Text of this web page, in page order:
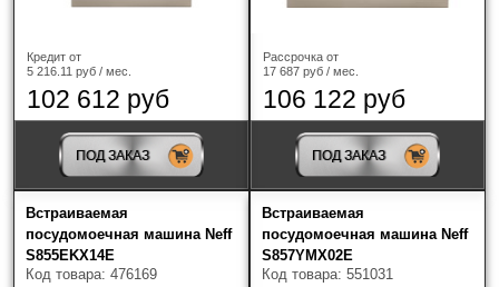
HiSTORY(6)
HOMSair(6)
Jacky's(6)
Korting(30)
Кредит от
5 216.11 руб / мес.
102 612 руб
ПОД ЗАКАЗ
Рассрочка от
17 687 руб / мес.
106 122 руб
ПОД ЗАКАЗ
Встраиваемая
посудомоечная машина Neff
S855EKX14E
Код товара: 476169
Встраиваемая
посудомоечная машина Neff
S857YMX02E
Код товара: 551031